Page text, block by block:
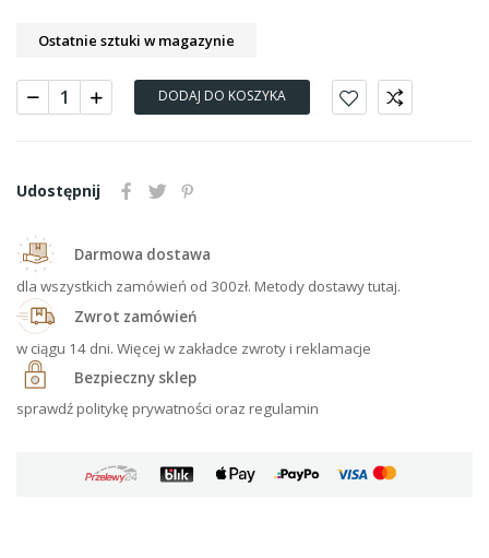
Ostatnie sztuki w magazynie
DODAJ DO KOSZYKA
Udostępnij
Darmowa dostawa
dla wszystkich zamówień od 300zł. Metody dostawy tutaj.
Zwrot zamówień
w ciągu 14 dni. Więcej w zakładce zwroty i reklamacje
Bezpieczny sklep
sprawdź politykę prywatności oraz regulamin